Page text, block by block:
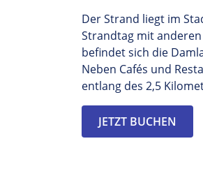
Der Strand liegt im
Strandtag mit
befindet sich die
Neben Cafés und
entlang des 2,5
JETZT BUCHEN